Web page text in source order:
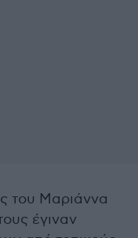
του Μαριάννα
έγιναν